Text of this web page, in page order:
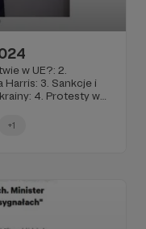
w UE?: 2.
3. Sankcje i
4. Protesty w
od września: 7. Ex-
oskarżony o
+1